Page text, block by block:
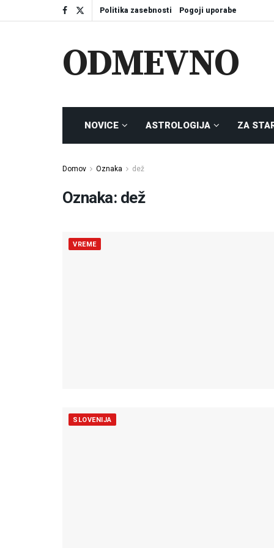
Politika zasebnosti Pogoji uporabe
ODMEVNO
NOVICE ASTROLOGIJA ZA
Domov Oznaka dež
Oznaka: dež
VREME
SLOVENIJA